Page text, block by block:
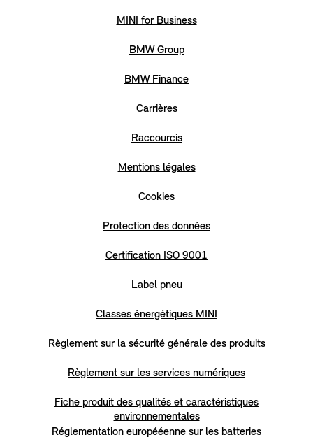
MINI for Business
BMW Group
BMW Finance
Carrières
Raccourcis
Mentions légales
Cookies
Protection des données
Certification ISO 9001
Label pneu
Classes énergétiques MINI
Règlement sur la sécurité générale des produits
Règlement sur les services numériques
Fiche produit des qualités et caractéristiques
environnementales
Réglementation europééenne sur les batteries